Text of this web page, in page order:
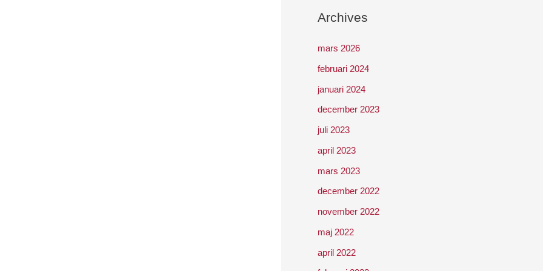
Archives
mars 2026
februari 2024
januari 2024
december 2023
juli 2023
april 2023
mars 2023
december 2022
november 2022
maj 2022
april 2022